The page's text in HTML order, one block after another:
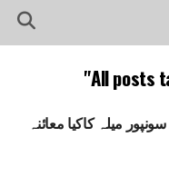
All posts
میلہ کاکیا معائنہ